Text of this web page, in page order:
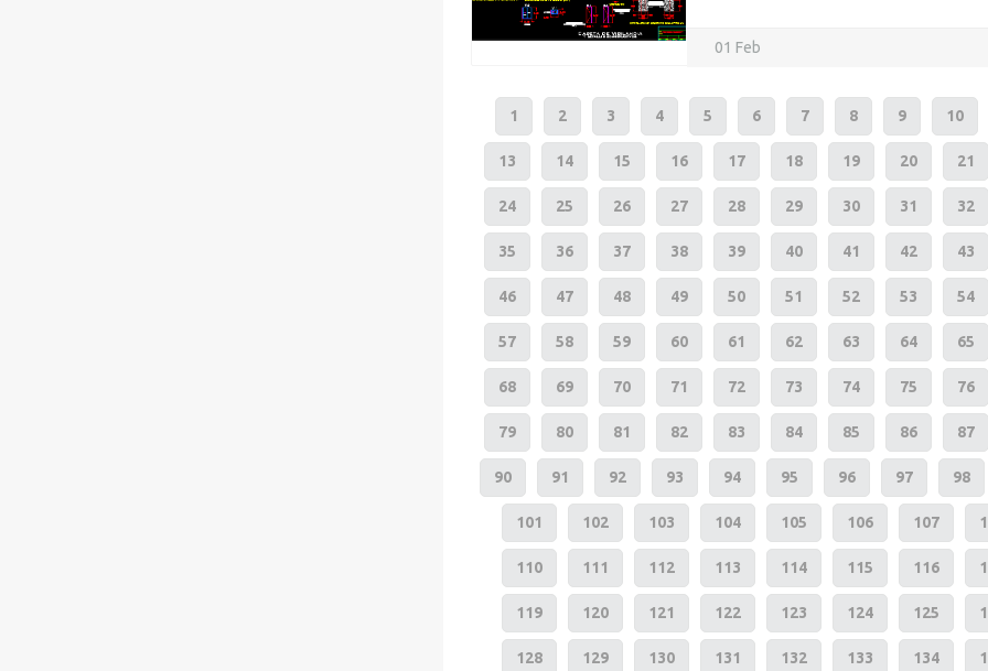
01 Feb
1 2 3 4 5 6 7 8 9 10
13 14 15 16 17 18 19 20 21
24 25 26 27 28 29 30 31 32
35 36 37 38 39 40 41 42 43
46 47 48 49 50 51 52 53 54
57 58 59 60 61 62 63 64 65
68 69 70 71 72 73 74 75 76
79 80 81 82 83 84 85 86 87
90 91 92 93 94 95 96 97 98
101 102 103 104 105 106 107
110 111 112 113 114 115 116
119 120 121 122 123 124 125
128 129 130 131 132 133 134